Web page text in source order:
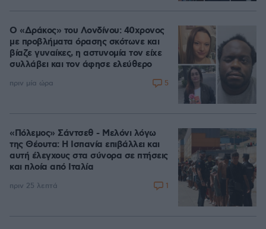
Ο «Δράκος» του Λονδίνου: 40χρονος
με προβλήματα όρασης σκότωνε και
βίαζε γυναίκες, η αστυνομία τον είχε
συλλάβει και τον άφησε ελεύθερο
πριν μία ώρα 5
«Πόλεμος» Σάντσεθ - Μελόνι λόγω
της Θέουτα: Η Ισπανία επιβάλλει και
αυτή έλεγχους στα σύνορα σε πτήσεις
και πλοία από Ιταλία
πριν 25 λεπτά 1